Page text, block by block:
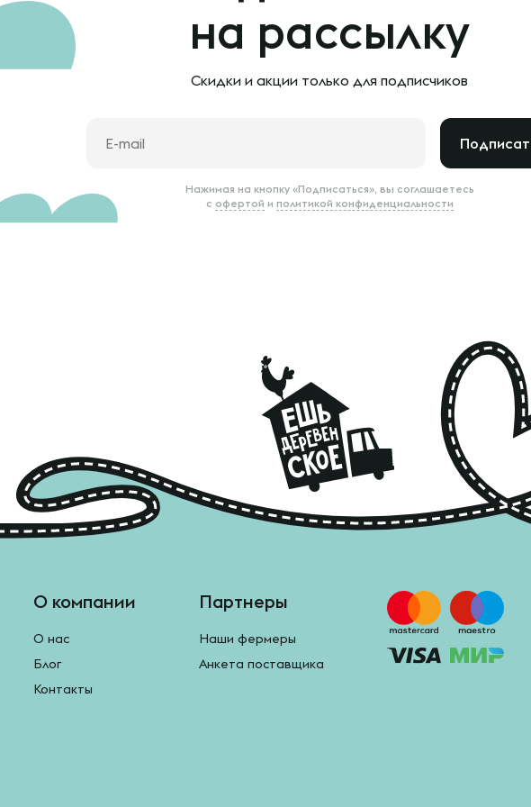
на рассылку
Скидки и акции только для подписчиков
Нажимая на кнопку «Подписаться», вы соглашаетесь
с офертой и политикой конфиденциальности
О компании
О нас
Блог
Контакты
Партнеры
Наши фермеры
Анкета поставщика